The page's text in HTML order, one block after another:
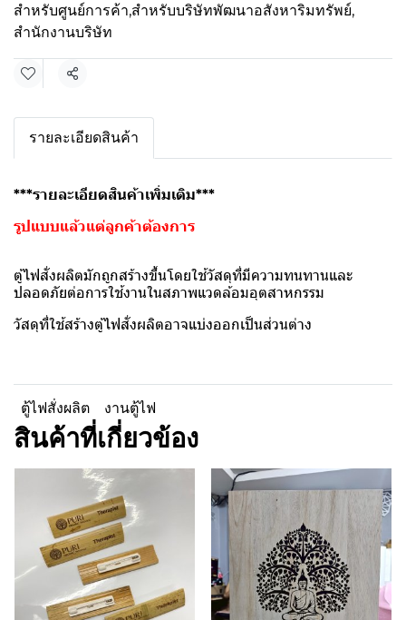
สำหรับศูนย์การค้า,สำหรับบริษัทพัฒนาอสังหาริมทรัพย์,
สำนักงานบริษัท
แชร์
รายละเอียดสินค้า
***รายละเอียดสินค้าเพิ่มเติม***
รูปแบบแล้วแต่ลูกค้าต้องการ
ตู้ไฟสั่งผลิตมักถูกสร้างขึ้นโดยใช้วัสดุที่มีความทนทานและ
ปลอดภัยต่อการใช้งานในสภาพแวดล้อมอุตสาหกรรม
วัสดุที่ใช้สร้างตู้ไฟสั่งผลิตอาจแบ่งออกเป็นส่วนต่าง
ตู้ไฟสั่งผลิต งานตู้ไฟ
สินค้าที่เกี่ยวข้อง